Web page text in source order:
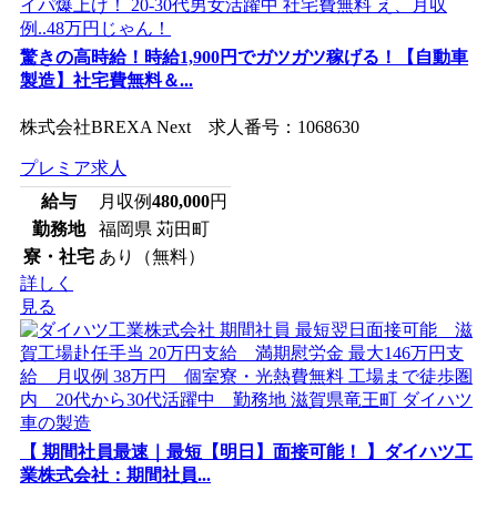
驚きの高時給！時給1,900円でガツガツ稼げる！【自動車
製造】社宅費無料＆...
株式会社BREXA Next 求人番号：1068630
プレミア求人
給与
月収例480,000円
勤務地
福岡県 苅田町
寮・社宅 あり（無料）
詳しく
見る
【 期間社員最速｜最短【明日】面接可能！ 】ダイハツ工
業株式会社：期間社員...